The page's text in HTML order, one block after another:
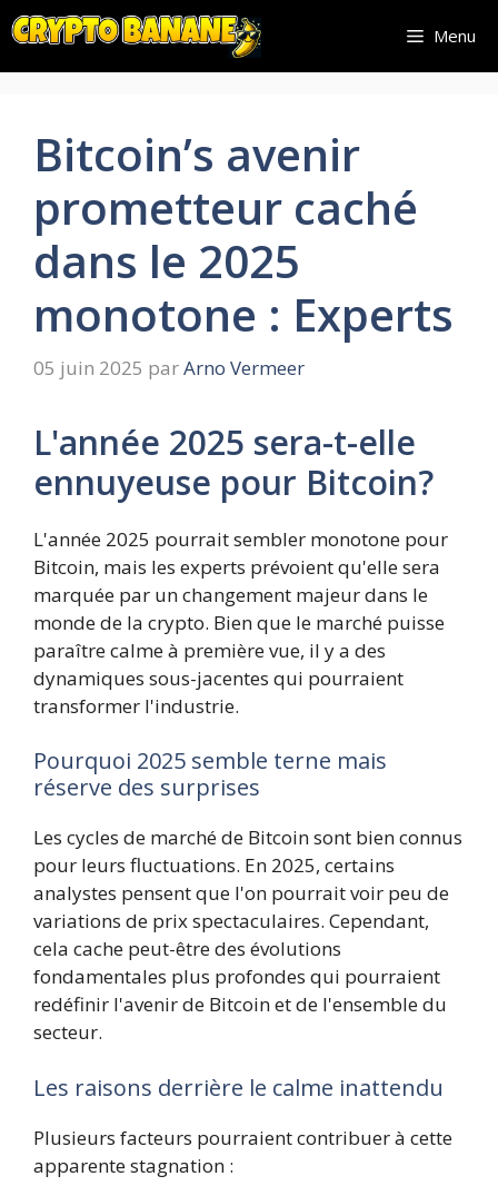
Aller
au
contenu
Menu
Bitcoin’s avenir
prometteur caché
dans le 2025
monotone : Experts
05 juin 2025 parArno Vermeer
L'année 2025 sera-t-elle
ennuyeuse pour Bitcoin?
L'année 2025 pourrait sembler monotone pour
Bitcoin, mais les experts prévoient qu'elle sera
marquée par un changement majeur dans le
monde de la crypto. Bien que le marché puisse
paraître calme à première vue, il y a des
dynamiques sous-jacentes qui pourraient
transformer l'industrie.
Pourquoi 2025 semble terne mais
réserve des surprises
Les cycles de marché de Bitcoin sont bien connus
pour leurs fluctuations. En 2025, certains
analystes pensent que l'on pourrait voir peu de
variations de prix spectaculaires. Cependant,
cela cache peut-être des évolutions
fondamentales plus profondes qui pourraient
redéfinir l'avenir de Bitcoin et de l'ensemble du
secteur.
Les raisons derrière le calme inattendu
Plusieurs facteurs pourraient contribuer à cette
apparente stagnation :